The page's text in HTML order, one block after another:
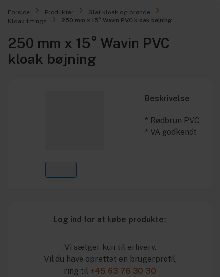
Forside Produkter
Glat kloak og brønde
Kloak fittings
250 mm x 15° Wavin PVC kloak bøjning
250 mm x 15° Wavin PVC
kloak bøjning
Beskrivelse
* Rødbrun PVC
* VA godkendt
Log ind for at købe produktet
Vi sælger kun til erhverv.
Vil du have oprettet en brugerprofil,
ring til +45 63 76 30 30